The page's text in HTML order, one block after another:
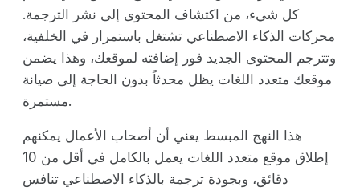
كل شيء، من اكتشاف المحتوى إلى نشر الترجمة.
محركات الذكاء الاصطناعي تشتغل باستمرار في الخلفية،
وتترجم المحتوى الجديد فور إضافته لموقعك، وهذا يضمن
موقعك متعدد اللغات يظل محدثاً بدون الحاجة إلى صيانة
مستمرة.
هذا النهج المبسط يعني أن أصحاب الأعمال يمكنهم
إطلاق موقع متعدد اللغات يعمل بالكامل في أقل من 10
دقائق، وبجودة ترجمة بالذكاء الاصطناعي تنافس